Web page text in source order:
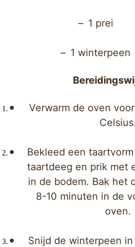
1 prei
1 winterpeen
Verwarm de oven
Celsius.
Bekleed een
taartdeeg en prik met
in de bodem. Bak het
8-10 minuten in de
oven.
Snijd de winterpeen